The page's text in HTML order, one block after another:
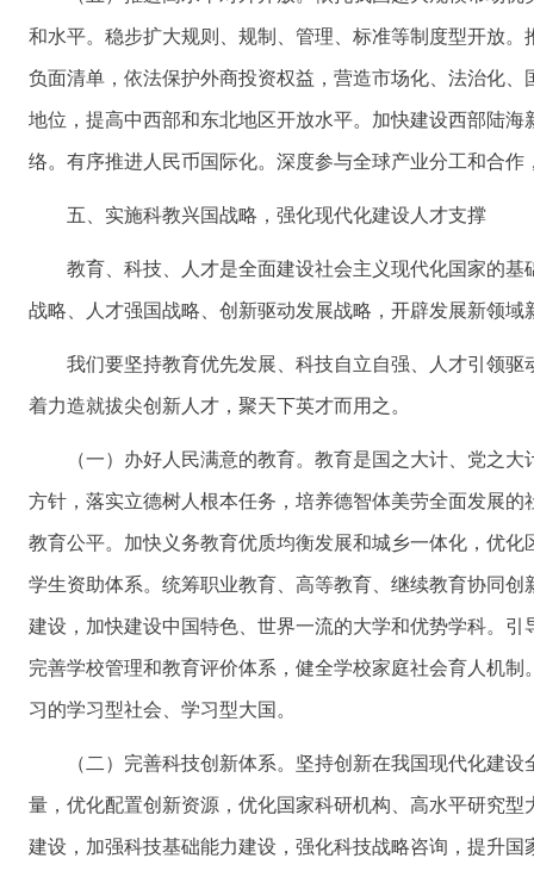
和水平。稳步扩大规则、规制、管理、标准等制度型开放
负面清单，依法保护外商投资权益，营造市场化、法治化
地位，提高中西部和东北地区开放水平。加快建设西部陆
络。有序推进人民币国际化。深度参与全球产业分工和合
五、实施科教兴国战略，强化现代化建设人才支撑
教育、科技、人才是全面建设社会主义现代化国家的
战略、人才强国战略、创新驱动发展战略，开辟发展新领
我们要坚持教育优先发展、科技自立自强、人才引领
着力造就拔尖创新人才，聚天下英才而用之。
（一）办好人民满意的教育。教育是国之大计、党之
方针，落实立德树人根本任务，培养德智体美劳全面发展
教育公平。加快义务教育优质均衡发展和城乡一体化，优
学生资助体系。统筹职业教育、高等教育、继续教育协同
建设，加快建设中国特色、世界一流的大学和优势学科。
完善学校管理和教育评价体系，健全学校家庭社会育人机
习的学习型社会、学习型大国。
（二）完善科技创新体系。坚持创新在我国现代化建
量，优化配置创新资源，优化国家科研机构、高水平研究
建设，加强科技基础能力建设，强化科技战略咨询，提升